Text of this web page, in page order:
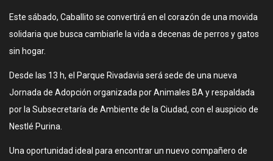
Este sábado, Caballito se convertirá en el corazón de una movida
solidaria que busca cambiarle la vida a decenas de perros y gatos
sin hogar.
Desde las 13 h, el Parque Rivadavia será sede de una nueva
Jornada de Adopción organizada por Animales BA y respaldada
por la Subsecretaría de Ambiente de la Ciudad, con el auspicio de
Nestlé Purina.
Una oportunidad ideal para encontrar un nuevo compañero de